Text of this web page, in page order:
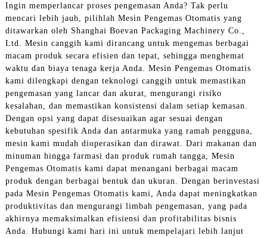
Ingin memperlancar proses pengemasan Anda? Tak perlu
mencari lebih jauh, pilihlah Mesin Pengemas Otomatis yang
ditawarkan oleh Shanghai Boevan Packaging Machinery Co.,
Ltd. Mesin canggih kami dirancang untuk mengemas berbagai
macam produk secara efisien dan tepat, sehingga menghemat
waktu dan biaya tenaga kerja Anda. Mesin Pengemas Otomatis
kami dilengkapi dengan teknologi canggih untuk memastikan
pengemasan yang lancar dan akurat, mengurangi risiko
kesalahan, dan memastikan konsistensi dalam setiap kemasan.
Dengan opsi yang dapat disesuaikan agar sesuai dengan
kebutuhan spesifik Anda dan antarmuka yang ramah pengguna,
mesin kami mudah dioperasikan dan dirawat. Dari makanan dan
minuman hingga farmasi dan produk rumah tangga, Mesin
Pengemas Otomatis kami dapat menangani berbagai macam
produk dengan berbagai bentuk dan ukuran. Dengan berinvestasi
pada Mesin Pengemas Otomatis kami, Anda dapat meningkatkan
produktivitas dan mengurangi limbah pengemasan, yang pada
akhirnya memaksimalkan efisiensi dan profitabilitas bisnis
Anda. Hubungi kami hari ini untuk mempelajari lebih lanjut